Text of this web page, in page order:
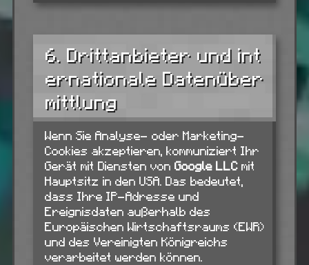
6. Drittanbieter und int
ernationale Datenüber
mittlung
Wenn Sie Analyse- oder Marketing-
Cookies akzeptieren, kommuniziert Ihr
Gerät mit Diensten von Google LLCmit
Hauptsitz in den USA. Das bedeutet,
dass Ihre IP-Adresse und
Ereignisdaten außerhalb des
Europäischen Wirtschaftsraums (EWR)
und des Vereinigten Königreichs
verarbeitet werden können.